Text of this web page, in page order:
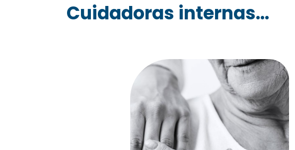
Cuidadoras internas...